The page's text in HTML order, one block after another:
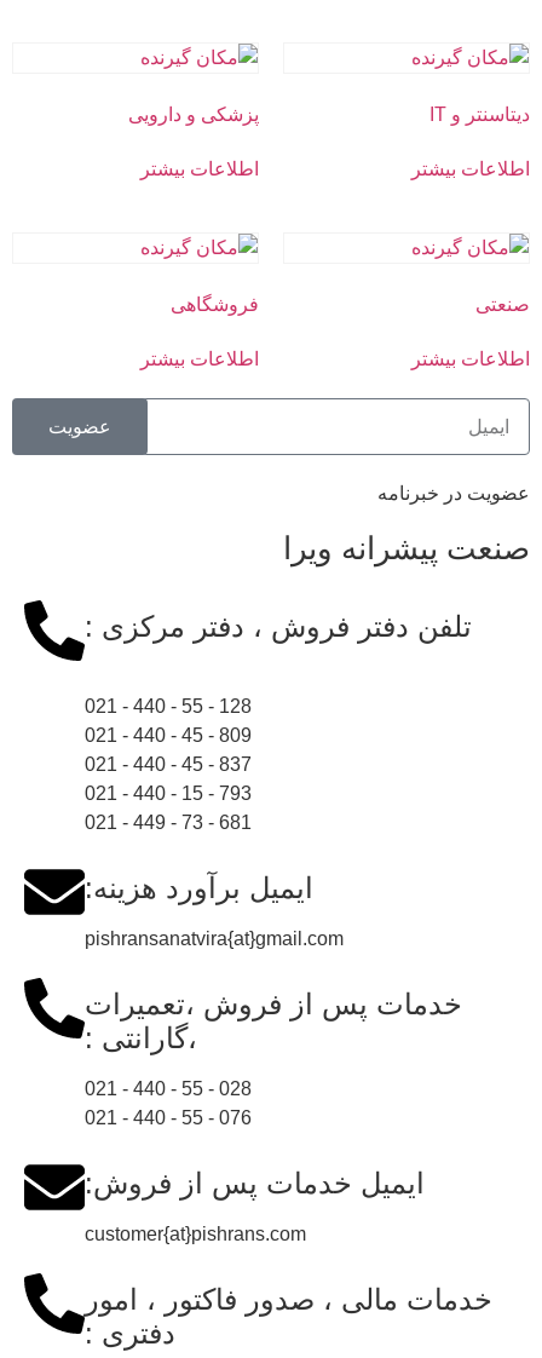
دیتاسنتر و‌ IT
اطلاعات بیشتر
پزشکی و دارویی
اطلاعات بیشتر
صنعتی
اطلاعات بیشتر
فروشگاهی
اطلاعات بیشتر
عضویت
عضویت در خبرنامه
صنعت پیشرانه ویرا
تلفن دفتر فروش ، دفتر مرکزی :
128 - 55 - 440 - 021
809 - 45 - 440 - 021
837 - 45 - 440 - 021
793 - 15 - 440 - 021
681 - 73 - 449 - 021
ایمیل برآورد هزینه:
pishransanatvira{at}gmail.com
خدمات پس از فروش ،تعمیرات
،گارانتی :
028 - 55 - 440 - 021
076 - 55 - 440 - 021
ایمیل خدمات پس از فروش:
customer{at}pishrans.com
خدمات مالی ، صدور فاکتور ، امور
دفتری :